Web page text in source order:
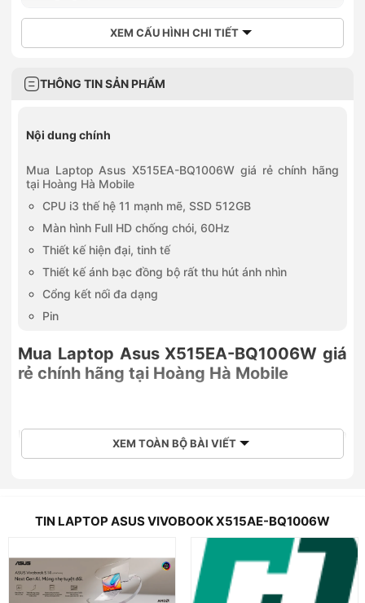
XEM CẤU HÌNH CHI TIẾT
THÔNG TIN SẢN PHẨM
Nội dung chính
Mua Laptop Asus X515EA-BQ1006W giá rẻ chính hãng
tại Hoàng Hà Mobile
CPU i3 thế hệ 11 mạnh mẽ, SSD 512GB
Màn hình Full HD chống chói, 60Hz
Thiết kế hiện đại, tinh tế
Thiết kế ánh bạc đồng bộ rất thu hút ánh nhìn
Cổng kết nối đa dạng
Pin
Mua Laptop Asus X515EA-BQ1006W giá
rẻ chính hãng tại Hoàng Hà Mobile
Laptop Asus X515EA-BQ1006W sở hữu màn hình lớn tối đa
hóa trải nghiệm khi sử dụng máy, bên trong một thiết kế bắt
CPU i3 thế hệ 11 mạnh mẽ, SSD 512GB
XEM TOÀN BỘ BÀI VIẾT
TIN LAPTOP ASUS VIVOBOOK X515AE-BQ1006W